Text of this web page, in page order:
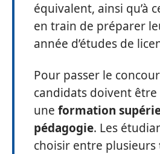
équivalent, ainsi qu’à
en train de préparer
année d’études de
Pour passer le
candidats doivent
une formation
pédagogie. Les
choisir entre plusieurs